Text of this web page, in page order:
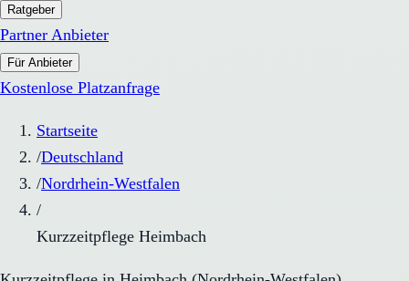
Ratgeber
Partner Anbieter
Für Anbieter
Kostenlose Platzanfrage
Startseite
/Deutschland
/Nordrhein-Westfalen
/
Kurzzeitpflege Heimbach